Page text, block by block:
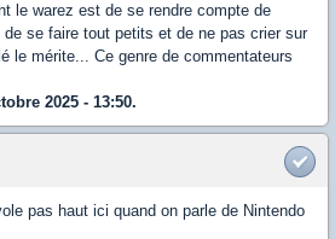
le warez est de se rendre compte de
de se faire tout petits et de ne pas crier sur
le mérite... Ce genre de commentateurs
2025 - 13:50.
pas haut ici quand on parle de Nintendo